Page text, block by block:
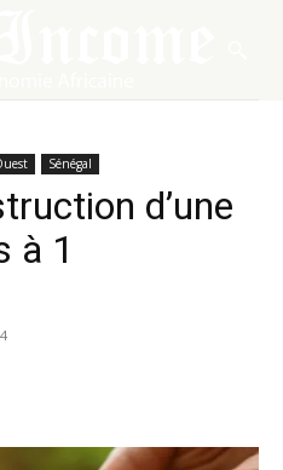
Sénégal
d’une
à 1